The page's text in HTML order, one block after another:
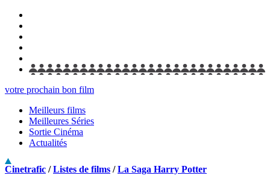
votre prochain bon film
Meilleurs films
Meilleures Séries
Sortie Cinéma
Actualités
Cinetrafic /Listes de films /La Saga Harry Potter